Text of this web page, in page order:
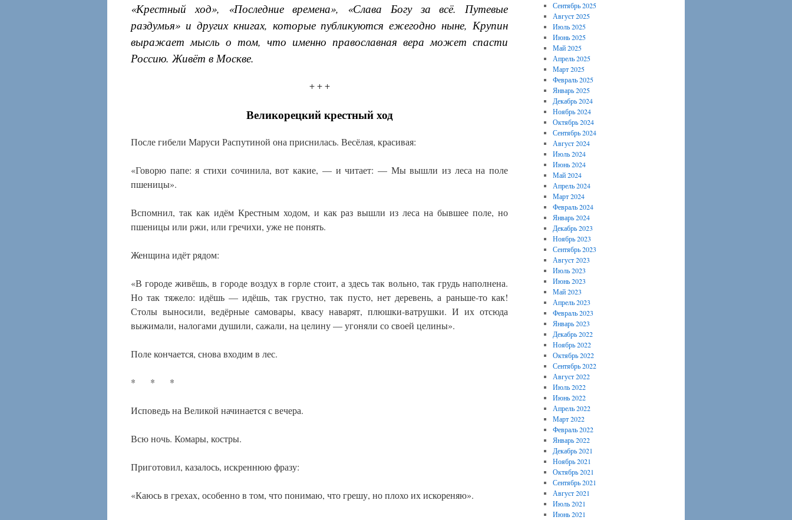
«Крестный ход», «Последние времена», «Слава Богу за всё. Путевые
раздумья» и других книгах, которые публикуются ежегодно ныне, Крупин
выражает мысль о том, что именно православная вера может спасти
Россию. Живёт в Москве.
+ + +
Великорецкий крестный ход
После гибели Маруси Распутиной она приснилась. Весёлая, красивая:
«Говорю папе: я стихи сочинила, вот какие, — и читает: — Мы вышли из леса на поле
пшеницы».
Вспомнил, так как идём Крестным ходом, и как раз вышли из леса на бывшее поле, но
пшеницы или ржи, или гречихи, уже не понять.
Женщина идёт рядом:
«В городе живёшь, в городе воздух в горле стоит, а здесь так вольно, так грудь наполнена.
Но так тяжело: идёшь — идёшь, так грустно, так пусто, нет деревень, а раньше-то как!
Столы выносили, ведёрные самовары, квасу наварят, плюшки-ватрушки. И их отсюда
выжимали, налогами душили, сажали, на целину — угоняли со своей целины».
Поле кончается, снова входим в лес.
* * *
Исповедь на Великой начинается с вечера.
Всю ночь. Комары, костры.
Приготовил, казалось, искреннюю фразу:
«Каюсь в грехах, особенно в том, что понимаю, что грешу, но плохо их искореняю».
Сентябрь 2025
Август 2025
Июль 2025
Июнь 2025
Май 2025
Апрель 2025
Март 2025
Февраль 2025
Январь 2025
Декабрь 2024
Ноябрь 2024
Октябрь 2024
Сентябрь 2024
Август 2024
Июль 2024
Июнь 2024
Май 2024
Апрель 2024
Март 2024
Февраль 2024
Январь 2024
Декабрь 2023
Ноябрь 2023
Сентябрь 2023
Август 2023
Июль 2023
Июнь 2023
Май 2023
Апрель 2023
Февраль 2023
Январь 2023
Декабрь 2022
Ноябрь 2022
Октябрь 2022
Сентябрь 2022
Август 2022
Июль 2022
Июнь 2022
Апрель 2022
Март 2022
Февраль 2022
Январь 2022
Декабрь 2021
Ноябрь 2021
Октябрь 2021
Сентябрь 2021
Август 2021
Июль 2021
Июнь 2021